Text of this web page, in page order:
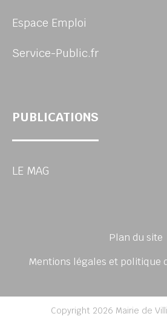
Espace Emploi
Service-Public.fr
PUBLICATIONS
LE MAG
Plan du site
Mentions légales et politique
Copyright 2026 Mairie de